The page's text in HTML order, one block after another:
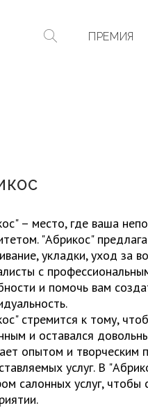
ПРЕМИЯ
– место, где ваша
"Абрикос"
укладки, уход за
с
и помочь вам
стремится к тому,
и оставался
опытом и творческим
услуг. В
салонных услуг,